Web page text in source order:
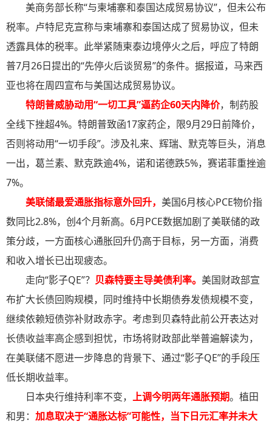
美商务部长称“与柬埔寨和泰国达成贸易协议”，但未公布
税率。卢特尼克宣称与柬埔寨和泰国达成了贸易协议，但未
透露具体的税率。此举紧随柬泰边境停火之后，呼应了特朗
普7月26日提出的“先停火后谈贸易”的条件。据报道，马来西
亚也将在周四宣布与美国达成贸易协议。
特朗普威胁动用“一切工具”逼药企60天内降价，制药股
全线下挫超4%。特朗普致函17家药企，限9月29日前降价，
否则将动用“一切手段”。涉及礼来、辉瑞、默克等巨头，消息
一出，葛兰素、默克跌逾4%，诺和诺德跌5%，赛诺菲重挫逾
7%。
美联储最爱通胀指标意外回升， 美国6月核心PCE物价指
数同比2.8%，创4个月新高。6月PCE数据加剧了美联储的政
策分歧，一方面核心通胀回升仍高于目标，另一方面，消费
和收入增长已出现疲态。
走向“影子QE”？ 贝森特要主导美债利率。 美国财政部宣
布扩大长债回购规模，同时维持中长期债券发债规模不变，
继续依赖短债弥补财政赤字。考虑到贝森特此前公开表达对
长债收益率高企感到担忧，市场将财政部此举普遍解读为，
在美联储不愿进一步降息的背景下、通过“影子QE”的手段压
低长期收益率。
日本央行维持利率不变， 上调今明两年通胀预期。植田
和男： 加息取决于“通胀达标”可能性，当下日元汇率并未大